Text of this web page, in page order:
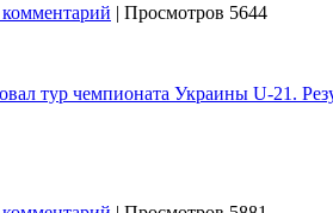
| Просмотров 5644
тур чемпионата Украины U-21.